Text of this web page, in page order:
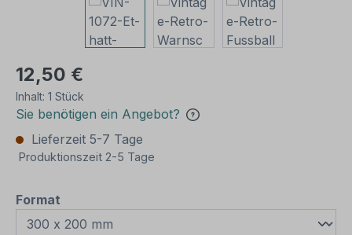
12,50 €
Inhalt: 1 Stück
Sie benötigen ein Angebot?
Lieferzeit 5-7 Tage
Produktionszeit 2-5 Tage
Format